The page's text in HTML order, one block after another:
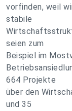
vorfinden, weil
stabile
seien zum
Beispiel im
664 Projekte
über den
und 35